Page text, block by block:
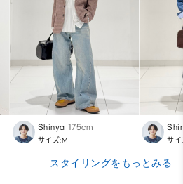
Shinya 175cm
サイズ:M サ
スタイリングをもっとみる